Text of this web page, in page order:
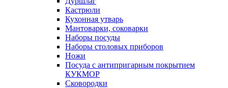
Кастрюли
Кухонная утварь
Мантоварки, соковарки
Наборы посуды
Наборы столовых приборов
Ножи
Посуда с антипригарным покрытием
КУКМОР
Сковородки